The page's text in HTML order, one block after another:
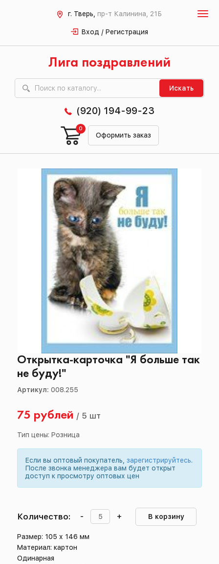
г. Тверь, пр-т Калинина, 21Б
Вход / Регистрация
Лига поздравлений
Искать
(920) 194-99-23
Оформить заказ
0
Открытка-карточка "Я больше так
не буду!"
Артикул: 008.255
75 рублей / 5 шт
Тип цены: Розница
Если вы оптовый покупатель, зарегистрируйтесь.
После звонка менеджера вам будет открыт
доступ к просмотру оптовых цен
Количество: - + В корзину
Размер: 105 х 146 мм
Материал: картон
Одинарная